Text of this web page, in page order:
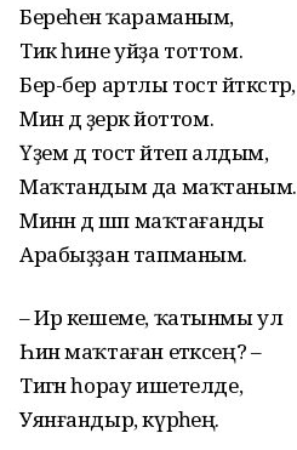
Береһенә ҡараманым,
Тик һине уйҙа тоттом.
Бер-бер артлы тост әйткәстәр,
Мин дә әҙерәк йоттом.
Үҙем дә тост әйтеп алдым,
Маҡтандым да маҡтаным.
Минән дә шәп маҡтағанды
Арабыҙҙан тапманым.
– Ир кешеме, ҡатынмы ул
Һин маҡтаған етәксең? –
Тигән һорау ишетелде,
Уянғандыр, күрәһең.